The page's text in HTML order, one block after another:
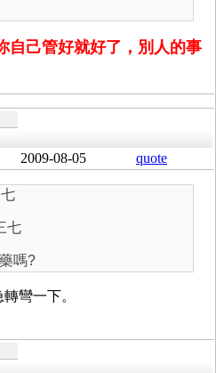
自己管好就好了，別人的事
2009-08-05 quote
七
嗎?
彎一下。